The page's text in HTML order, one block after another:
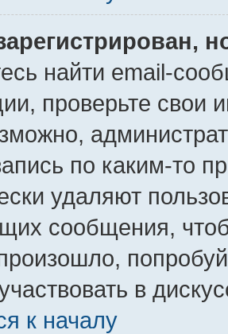
найти email-
проверьте свои
по каким-то
удаляют
сообщения,
в
к началу